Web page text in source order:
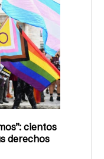
cientos
derechos